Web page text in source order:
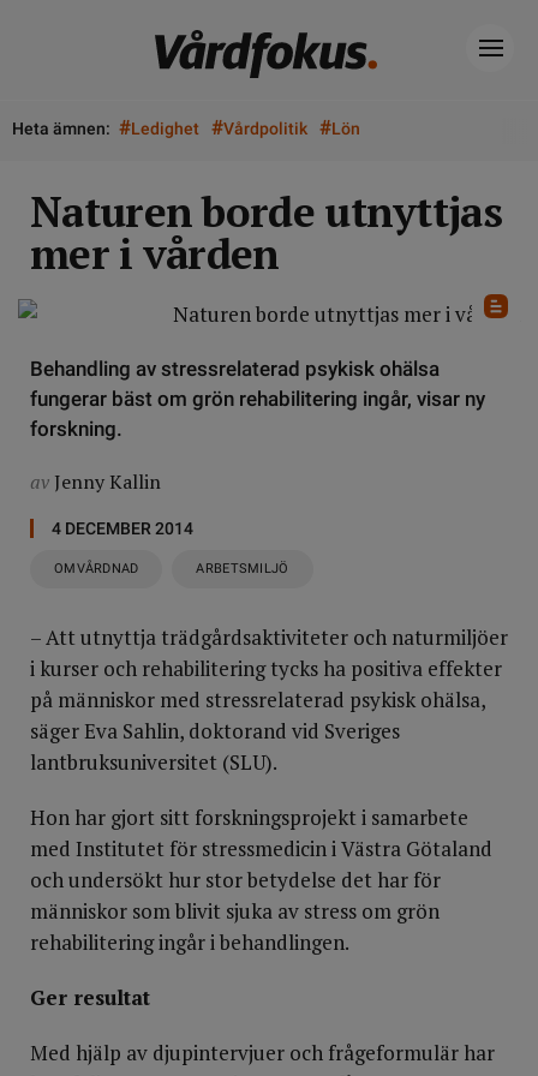
Heta ämnen: #Ledighet #Vårdpolitik #Lön
Naturen borde utnyttjas
mer i vården
Behandling av stressrelaterad psykisk ohälsa
fungerar bäst om grön rehabilitering ingår, visar ny
forskning.
av Jenny Kallin
4 DECEMBER 2014
OMVÅRDNAD ARBETSMILJÖ
– Att utnyttja trädgårdsaktiviteter och naturmiljöer
i kurser och rehabilitering tycks ha positiva effekter
på människor med stressrelaterad psykisk ohälsa,
säger Eva Sahlin, doktorand vid Sveriges
lantbruksuniversitet (SLU).
Hon har gjort sitt forskningsprojekt i samarbete
med Institutet för stressmedicin i Västra Götaland
och undersökt hur stor betydelse det har för
människor som blivit sjuka av stress om grön
rehabilitering ingår i behandlingen.
Ger resultat
Med hjälp av djupintervjuer och frågeformulär har